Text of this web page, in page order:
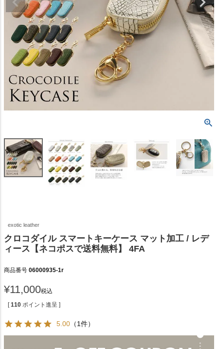
exotic leather
クロコダイル スマートキーケース マット加工 / レデ
ィース【ネコポスで送料無料】 4FA
商品番号 06000935-1r
¥11,000税込
[ 110 ポイント進呈 ]
5.00 （1件）